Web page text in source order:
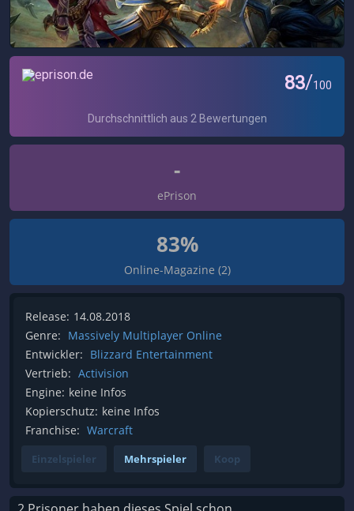
-
ePrison
83%
Online-Magazine (2)
Release: 14.08.2018
Genre: Massively Multiplayer Online
Entwickler: Blizzard Entertainment
Vertrieb: Activision
Engine: keine Infos
Kopierschutz: keine Infos
Franchise: Warcraft
Einzelspieler Mehrspieler Koop